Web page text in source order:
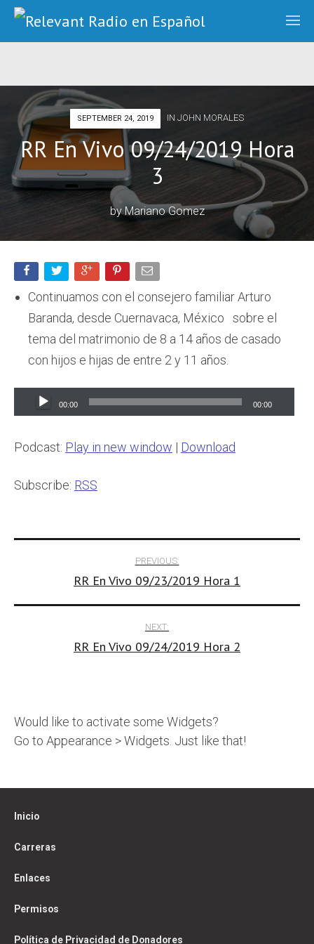
SEPTEMBER 24, 2019 IN JOHN MORALES
RR En Vivo 09/24/2019 Hora
3
byMariano Gomez
Continuamos con el consejero familiar Arturo
Baranda, desde Cuernavaca, México sobre el
tema del matrimonio de 8 a 14 años de casado
con hijos e hijas de entre 2 y 11 años.
Audio
Player
00:00 00:00
Podcast: Play in new window | Download
Subscribe: RSS
navigation
PREVIOUS:
RR En Vivo 09/23/2019 Hora 1
NEXT:
RR En Vivo 09/24/2019 Hora 2
Would like to activate some Widgets?
Go to Appearance > Widgets. Just like that!
Inicio
Carreras
Enlaces
Permisos
Política de Privacidad de Donadores